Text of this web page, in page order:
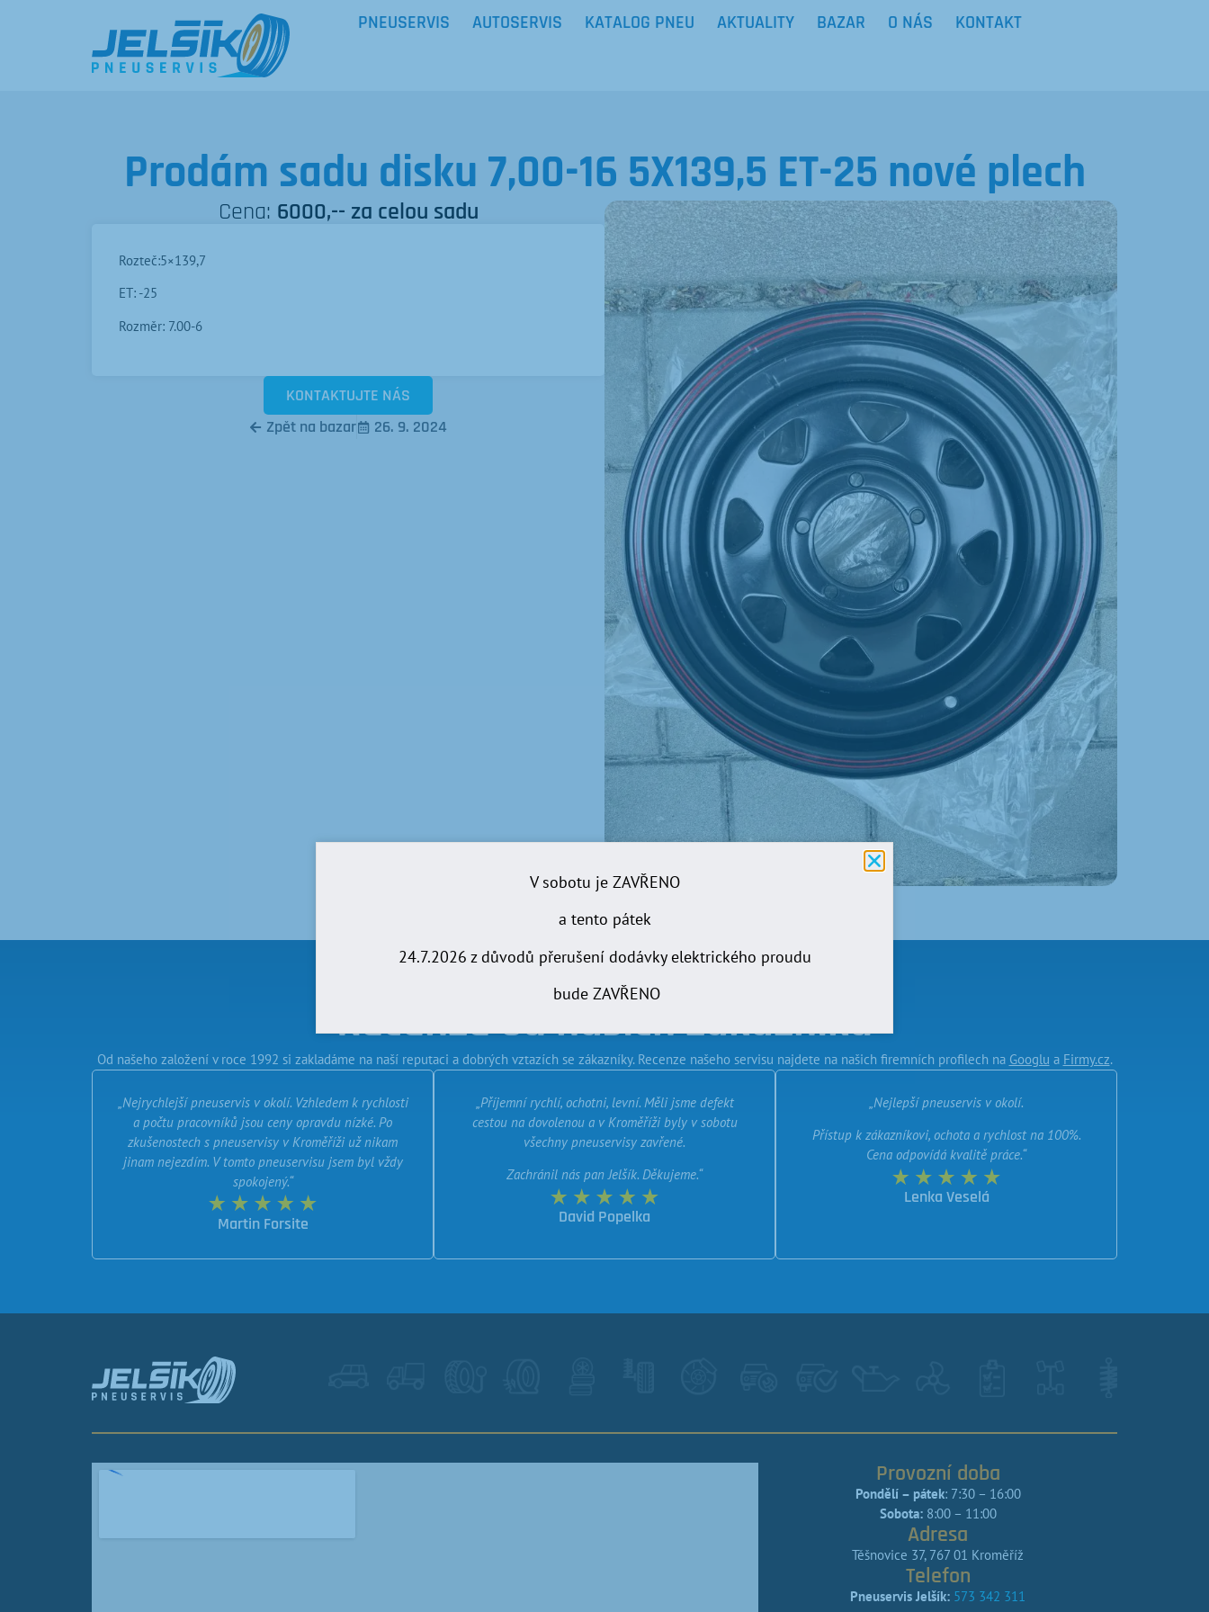
PNEUSERVIS AUTOSERVIS KATALOG PNEU AKTUALITY BAZAR O NÁS KONTAKT
Prodám sadu disku 7,00-16 5X139,5 ET-25 nové plech
Cena: 6000,-- za celou sadu
Rozteč:5×139,7
ET: -25
Rozměr: 7.00-6
KONTAKTUJTE NÁS
Zpět na bazar
26. 9. 2024
Recenze od našich zákazníků
Od našeho založení v roce 1992 si zakladáme na naší reputaci a dobrých vztazích se zákazníky. Recenze našeho servisu najdete na našich firemních profilech na Googlu a Firmy.cz.
„Nejrychlejší pneuservis v okolí. Vzhledem k rychlosti
a počtu pracovníků jsou ceny opravdu nízké. Po
zkušenostech s pneuservisy v Kroměříži už nikam
jinam nejezdím. V tomto pneuservisu jsem byl vždy
spokojený.“
Martin Forsite
„Příjemní rychlí, ochotni, levní. Měli jsme defekt
cestou na dovolenou a v Kroměříži byly v sobotu
všechny pneuservisy zavřené.
Zachránil nás pan Jelšík. Děkujeme.“
David Popelka
„Nejlepší pneuservis v okolí.
Přístup k zákazníkovi, ochota a rychlost na 100%.
Cena odpovídá kvalitě práce.“
Lenka Veselá
Provozní doba
Pondělí – pátek: 7:30 – 16:00
Sobota:8:00 – 11:00
Adresa
Těšnovice 37, 767 01 Kroměříž
Telefon
Pneuservis Jelšík: 573 342 311
V sobotu je ZAVŘENO
a tento pátek
24.7.2026 z důvodů přerušení dodávky elektrického proudu
bude ZAVŘENO